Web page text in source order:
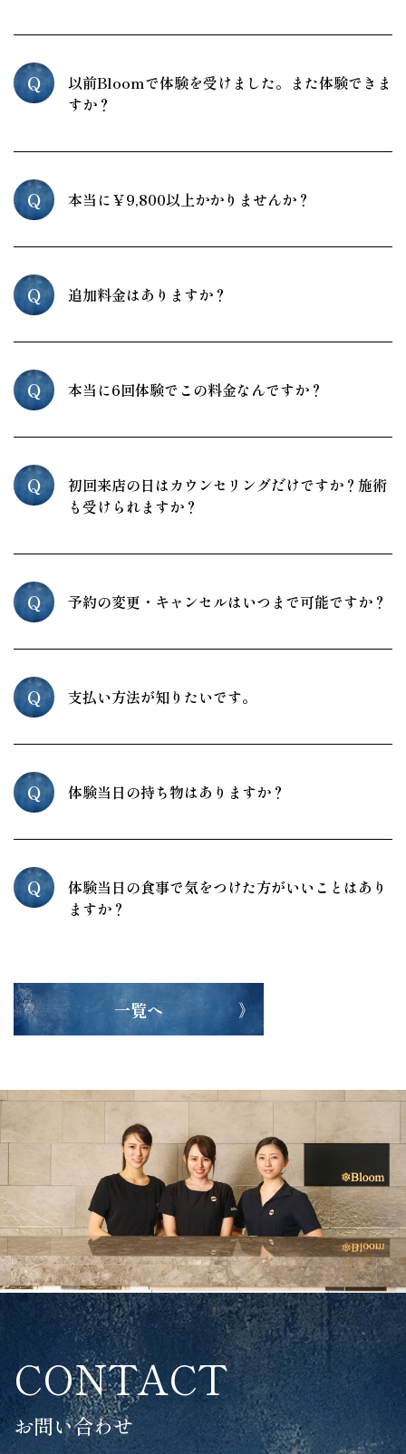
Q
以前Bloomで体験を受けました。また体験できま
すか？
Q 本当に￥9,800以上かかりませんか？
Q 追加料金はありますか？
Q 本当に6回体験でこの料金なんですか？
Q
初回来店の日はカウンセリングだけですか？施術
も受けられますか？
Q 予約の変更・キャンセルはいつまで可能ですか？
Q 支払い方法が知りたいです。
Q 体験当日の持ち物はありますか？
Q
体験当日の食事で気をつけた方がいいことはあり
ますか？
一覧へ
CONTACT
お問い合わせ